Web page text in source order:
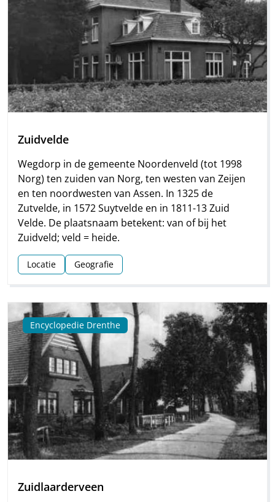
Zuidvelde
Wegdorp in de gemeente Noordenveld (tot 1998
Norg) ten zuiden van Norg, ten westen van Zeijen
en ten noordwesten van Assen. In 1325 de
Zutvelde, in 1572 Suytvelde en in 1811-13 Zuid
Velde. De plaatsnaam betekent: van of bij het
Zuidveld; veld = heide.
Locatie Geografie
Encyclopedie Drenthe
Zuidlaarderveen